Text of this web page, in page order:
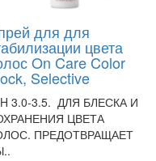
для для
цвета
On Care Color
Selective
3.0-3.5. ДЛЯ БЛЕСКА И
ЦВЕТА
ПРЕДОТВРАЩАЕТ